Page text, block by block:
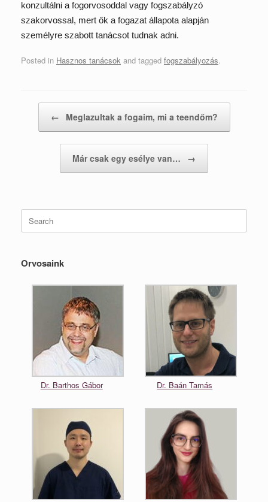
konzultálni a fogorvosoddal vagy fogszabályzó
szakorvossal, mert ők a fogazat állapota alapján
személyre szabott tanácsot tudnak adni.
Posted in Hasznos tanácsok and tagged fogszabályozás.
← Meglazultak a fogaim, mi a teendőm?
Már csak egy esélye van… →
Search
for:
Orvosaink
Dr. Barthos Gábor Dr. Baán Tamás